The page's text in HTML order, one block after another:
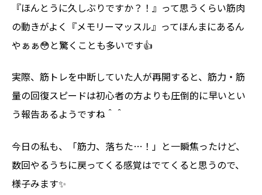
『ほんとうに久しぶりですか？！』って思うくらい筋肉
の動きがよく『メモリーマッスル』ってほんまにあるん
やぁぁ😳と驚くことも多いです👍
実際、筋トレを中断していた人が再開すると、筋力・筋
量の回復スピードは初心者の方よりも圧倒的に早いとい
う報告あるようですね＾＾
今日の私も、「筋力、落ちた…！」と一瞬焦ったけど、
数回やるうちに戻ってくる感覚はでてくると思うので、
様子みます✨